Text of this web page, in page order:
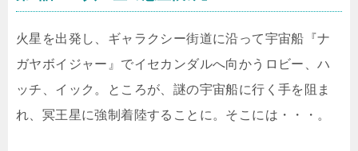
火星を出発し、ギャラクシー街道に沿って宇宙船『ナ
ガヤボイジャー』でイセカンダルへ向かうロビー、ハ
ッチ、イック。ところが、謎の宇宙船に行く手を阻ま
れ、冥王星に強制着陸することに。そこには・・・。